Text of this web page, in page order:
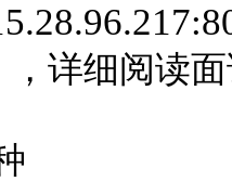
，详细阅读